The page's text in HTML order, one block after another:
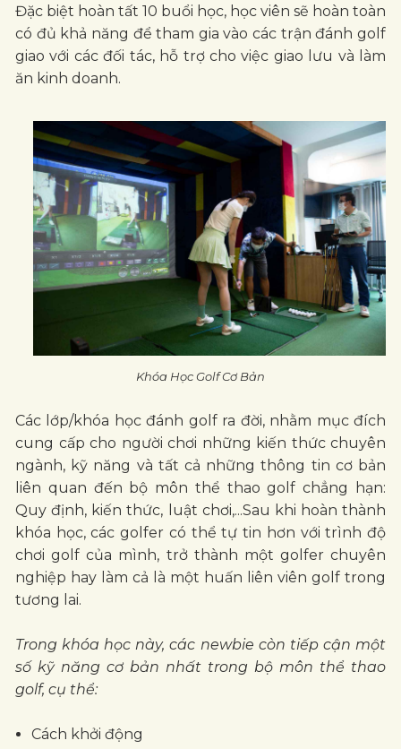
Đặc biệt hoàn tất 10 buổi học, học viên sẽ hoàn toàn
có đủ khả năng để tham gia vào các trận đánh golf
giao với các đối tác, hỗ trợ cho việc giao lưu và làm
ăn kinh doanh.
Khóa Học Golf Cơ Bản
Các lớp/khóa học đánh golf ra đời, nhằm mục đích
cung cấp cho người chơi những kiến thức chuyên
ngành, kỹ năng và tất cả những thông tin cơ bản
liên quan đến bộ môn thể thao golf chẳng hạn:
Quy định, kiến thức, luật chơi,...Sau khi hoàn thành
khóa học, các golfer có thể tự tin hơn với trình độ
chơi golf của mình, trở thành một golfer chuyên
nghiệp hay làm cả là một huấn liên viên golf trong
tương lai.
Trong khóa học này, các newbie còn tiếp cận một
số kỹ năng cơ bản nhất trong bộ môn thể thao
golf, cụ thể:
Cách khởi động